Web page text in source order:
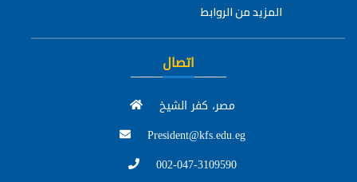
المزيد من الروابط
اتصال
مصر، كفر الشيخ
President@kfs.edu.eg
002-047-3109590